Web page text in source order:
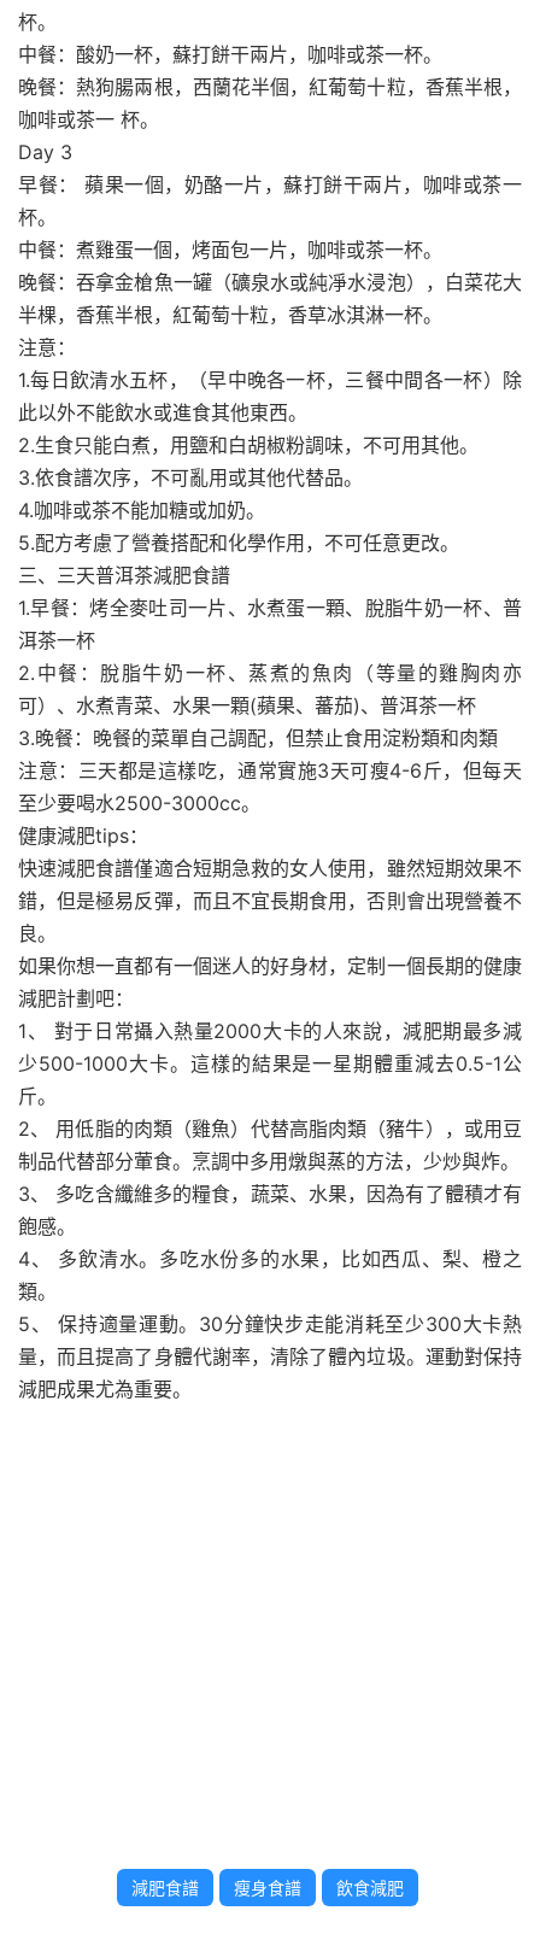
杯。
中餐：酸奶一杯，蘇打餅干兩片，咖啡或茶一杯。
晚餐：熱狗腸兩根，西蘭花半個，紅葡萄十粒，香蕉半根，
咖啡或茶一 杯。
Day 3
早餐： 蘋果一個，奶酪一片，蘇打餅干兩片，咖啡或茶一
杯。
中餐：煮雞蛋一個，烤面包一片，咖啡或茶一杯。
晚餐：吞拿金槍魚一罐（礦泉水或純凈水浸泡），白菜花大
半棵，香蕉半根，紅葡萄十粒，香草冰淇淋一杯。
注意：
1.每日飲清水五杯，（早中晚各一杯，三餐中間各一杯）除
此以外不能飲水或進食其他東西。
2.生食只能白煮，用鹽和白胡椒粉調味，不可用其他。
3.依食譜次序，不可亂用或其他代替品。
4.咖啡或茶不能加糖或加奶。
5.配方考慮了營養搭配和化學作用，不可任意更改。
三、三天普洱茶減肥食譜
1.早餐：烤全麥吐司一片、水煮蛋一顆、脫脂牛奶一杯、普
洱茶一杯
2.中餐：脫脂牛奶一杯、蒸煮的魚肉（等量的雞胸肉亦
可）、水煮青菜、水果一顆(蘋果、蕃茄)、普洱茶一杯
3.晚餐：晚餐的菜單自己調配，但禁止食用淀粉類和肉類
注意：三天都是這樣吃，通常實施3天可瘦4-6斤，但每天
至少要喝水2500-3000cc。
健康減肥tips：
快速減肥食譜僅適合短期急救的女人使用，雖然短期效果不
錯，但是極易反彈，而且不宜長期食用，否則會出現營養不
良。
如果你想一直都有一個迷人的好身材，定制一個長期的健康
減肥計劃吧：
1、 對于日常攝入熱量2000大卡的人來說，減肥期最多減
少500-1000大卡。這樣的結果是一星期體重減去0.5-1公
斤。
2、 用低脂的肉類（雞魚）代替高脂肉類（豬牛），或用豆
制品代替部分葷食。烹調中多用燉與蒸的方法，少炒與炸。
3、 多吃含纖維多的糧食，蔬菜、水果，因為有了體積才有
飽感。
4、 多飲清水。多吃水份多的水果，比如西瓜、梨、橙之
類。
5、 保持適量運動。30分鐘快步走能消耗至少300大卡熱
量，而且提高了身體代謝率，清除了體內垃圾。運動對保持
減肥成果尤為重要。
減肥食譜 瘦身食譜 飲食減肥